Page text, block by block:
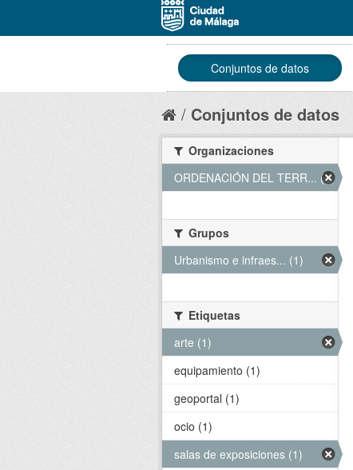
Conjuntos de datos
Conjuntos de datos
Organizaciones
ORDENACIÓN DEL TERR... (1)
Grupos
Urbanismo e infraes... (1)
Etiquetas
arte (1)
equipamiento (1)
geoportal (1)
ocio (1)
salas de exposiciones (1)